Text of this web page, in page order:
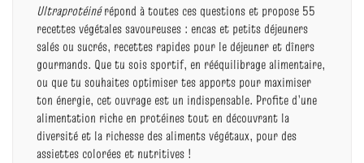
Ultraprotéinérépond à toutes ces questions et propose 55
recettes végétales savoureuses : encas et petits déjeuners
salés ou sucrés, recettes rapides pour le déjeuner et dîners
gourmands. Que tu sois sportif, en rééquilibrage alimentaire,
ou que tu souhaites optimiser tes apports pour maximiser
ton énergie, cet ouvrage est un indispensable. Profite d’une
alimentation riche en protéines tout en découvrant la
diversité et la richesse des aliments végétaux, pour des
assiettes colorées et nutritives !